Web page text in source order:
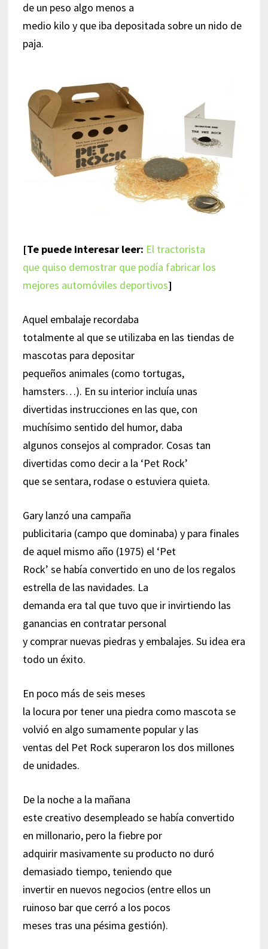
de un peso algo menos a
medio kilo y que iba depositada sobre un nido de
paja.
[Te puede interesar leer: El tractorista
que quiso demostrar que podía fabricar los
mejores automóviles deportivos]
Aquel embalaje recordaba
totalmente al que se utilizaba en las tiendas de
mascotas para depositar
pequeños animales (como tortugas,
hamsters…). En su interior incluía unas
divertidas instrucciones en las que, con
muchísimo sentido del humor, daba
algunos consejos al comprador. Cosas tan
divertidas como decir a la ‘Pet Rock’
que se sentara, rodase o estuviera quieta.
Gary lanzó una campaña
publicitaria (campo que dominaba) y para finales
de aquel mismo año (1975) el ‘Pet
Rock’ se había convertido en uno de los regalos
estrella de las navidades. La
demanda era tal que tuvo que ir invirtiendo las
ganancias en contratar personal
y comprar nuevas piedras y embalajes. Su idea era
todo un éxito.
En poco más de seis meses
la locura por tener una piedra como mascota se
volvió en algo sumamente popular y las
ventas del Pet Rock superaron los dos millones
de unidades.
De la noche a la mañana
este creativo desempleado se había convertido
en millonario, pero la fiebre por
adquirir masivamente su producto no duró
demasiado tiempo, teniendo que
invertir en nuevos negocios (entre ellos un
ruinoso bar que cerró a los pocos
meses tras una pésima gestión).